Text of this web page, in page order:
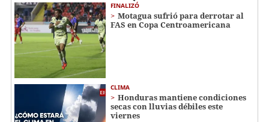
FINALIZÓ
Motagua sufrió para derrotar al
FAS en Copa Centroamericana
CLIMA
Honduras mantiene condiciones
secas con lluvias débiles este
viernes